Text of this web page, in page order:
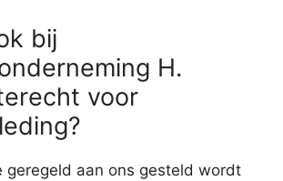
bij
H.
voor
geregeld aan ons gesteld wordt